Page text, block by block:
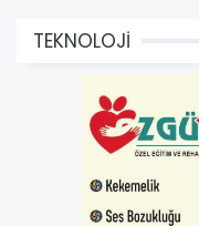
TEKNOLOJİ